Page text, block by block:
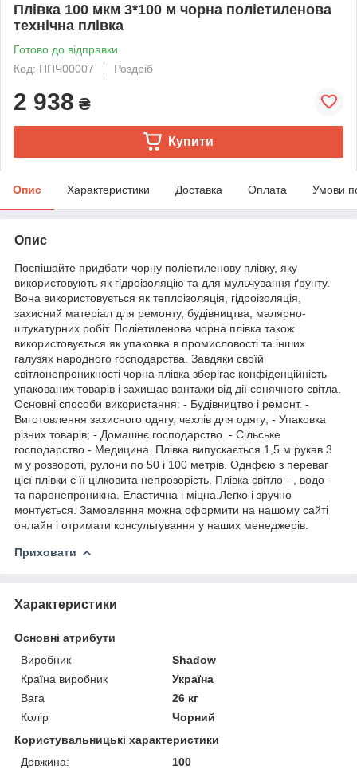
Плівка 100 мкм 3*100 м чорна поліетиленова
технічна плівка
Готово до відправки
Код: ППЧ00007
Роздріб
2 938 ₴
Купити
Опис Характеристики Доставка Оплата Умови
Опис
Поспішайте придбати чорну поліетиленову плівку, яку
використовують як гідроізоляцію та для мульчування ґрунту.
Вона використовується як теплоізоляція, гідроізоляція,
захисний матеріал для ремонту, будівництва, малярно-
штукатурних робіт. Поліетиленова чорна плівка також
використовується як упаковка в промисловості та інших
галузях народного господарства. Завдяки своїй
світлонепроникності чорна плівка зберігає конфіденційність
упакованих товарів і захищає вантажи від дії сонячного світла.
Основні способи використання: - Будівництво і ремонт. -
Виготовлення захисного одягу, чехлів для одягу; - Упаковка
різних товарів; - Домашнє господарство. - Сільське
господарство - Медицина. Плівка випускається 1,5 м рукав 3
м у розвороті, рулони по 50 і 100 метрів. Однфєю з переваг
цієї плівки є її цілковита непрозорість. Плівка світло - , водо -
та паронепроникна. Еластична і міцна.Легко і зручно
монтується. Замовлення можна оформити на нашому сайті
онлайн і отримати консультування у наших менеджерів.
Приховати
Характеристики
Основні атрибути
Виробник
Shadow
Країна виробник
Україна
Вага
26 кг
Колір
Чорний
Користувальницькі характеристики
Довжина:
100